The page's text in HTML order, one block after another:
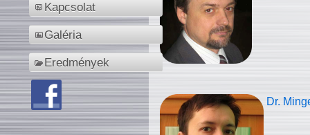
Kapcsolat
Galéria
Eredmények
Dr.